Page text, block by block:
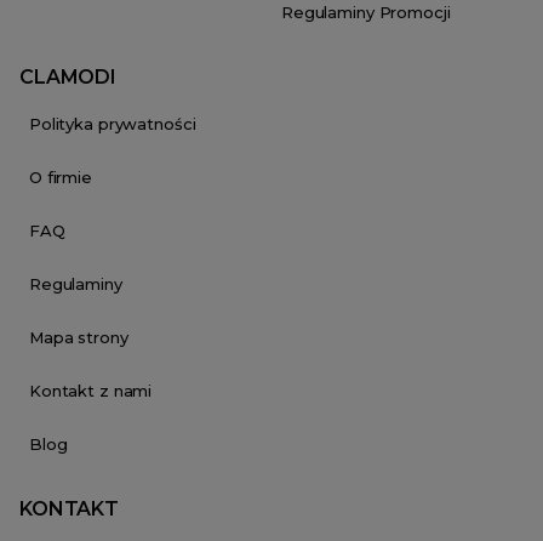
Regulaminy Promocji
CLAMODI
Polityka prywatności
O firmie
FAQ
Regulaminy
Mapa strony
Kontakt z nami
Blog
KONTAKT